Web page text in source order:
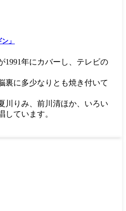
」
1991年にカバーし、テレビの
裏に多少なりとも焼き付いて
川りみ、前川清ほか、いろい
しています。